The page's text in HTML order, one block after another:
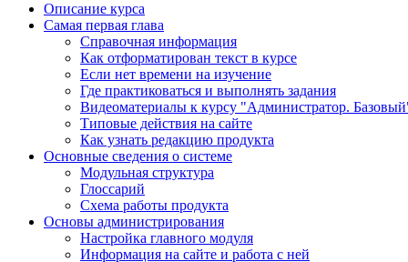
Описание курса
Самая первая глава
Справочная информация
Как отформатирован текст в курсе
Если нет времени на изучение
Где практиковаться и выполнять задания
Видеоматериалы к курсу "Администратор.
Типовые действия на сайте
Как узнать редакцию продукта
Основные сведения о системе
Модульная структура
Глоссарий
Схема работы продукта
Основы администрирования
Настройка главного модуля
Информация на сайте и работа с ней